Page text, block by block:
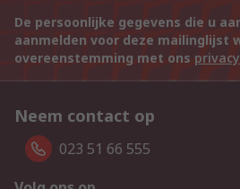
De persoonlijke gegevens die u
aanmelden voor deze mailinglijst
overeenstemming met ons
Neem contact op
023 51 66 555